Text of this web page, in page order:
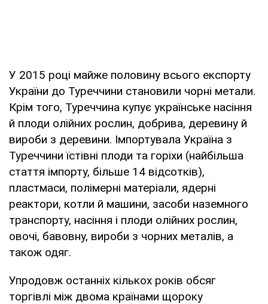
У 2015 році майже половину всього експорту
України до Туреччини становили чорні метали.
Крім того, Туреччина купує українське насіння
й плоди олійних рослин, добрива, деревину й
вироби з деревини. Імпортувала Україна з
Туреччини їстівні плоди та горіхи (найбільша
стаття імпорту, більше 14 відсотків),
пластмаси, полімерні матеріали, ядерні
реактори, котли й машини, засоби наземного
транспорту, насіння і плоди олійних рослин,
овочі, бавовну, вироби з чорних металів, а
також одяг.
Упродовж останніх кількох років обсяг
торгівлі між двома країнами щороку